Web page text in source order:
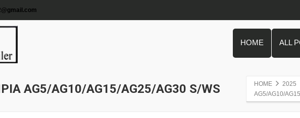
HOME ALL
AG5/AG10/AG15/AG25/AG30 S/WS HOME
2025
AG5/AG10/